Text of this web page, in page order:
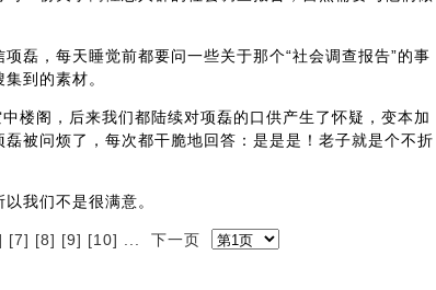
磊，每天睡觉前都要问一些关于那个“社会调查报告”的事
到的素材。
楼阁，后来我们都陆续对项磊的口供产生了怀疑，变本加
磊被问烦了，每次都干脆地回答：是是是！老子就是个不折
我们不是很满意。
[7] [8] [9] [10] 下一页